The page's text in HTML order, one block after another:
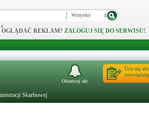
Wszystko
OGLĄDAĆ REKLAM? ZALOGUJ SIĘ DO SERWISU!
Skarbowej
Ucz się
Obserwuj akt